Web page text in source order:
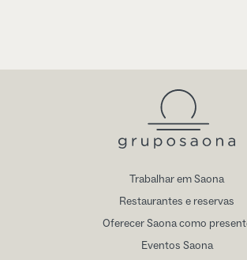
Trabalhar em Saona
Restaurantes e reservas
Oferecer Saona como
Eventos Saona